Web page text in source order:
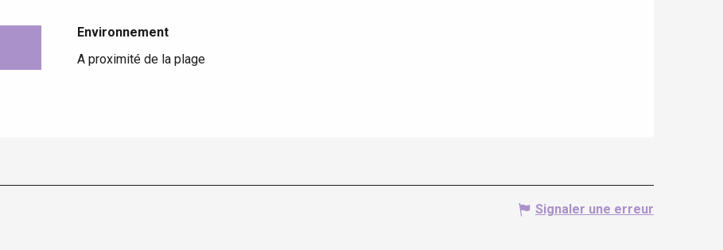
Environnement
Environnement
A proximité de la plage
Signaler une erreur